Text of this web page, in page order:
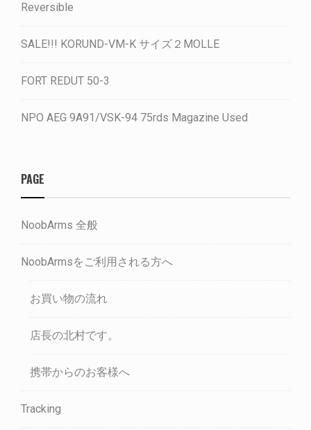
Reversible
SALE!!! KORUND-VM-K サイズ２MOLLE
FORT REDUT 50-3
NPO AEG 9A91/VSK-94 75rds Magazine Used
PAGE
NoobArms 全般
NoobArmsをご利用される方へ
お買い物の流れ
店長の北村です。
携帯からのお客様へ
Tracking